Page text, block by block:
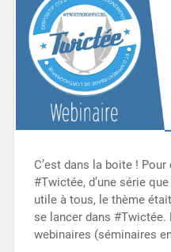
C’est dans la boite !
#Twictée, d’une série
utile à tous, le thème
se lancer dans #Twictée.
webinaires (séminaires